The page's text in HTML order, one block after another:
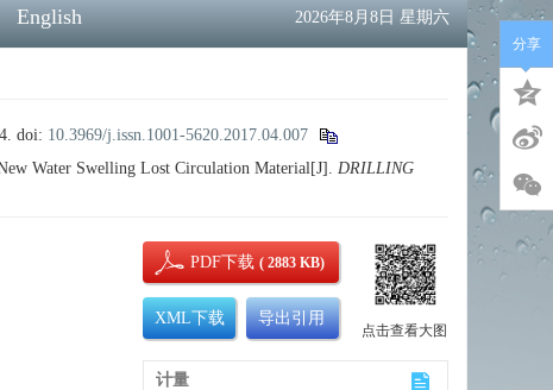
English 2026年8月8日 星期六
doi: 10.3969/j.issn.1001-5620.2017.04.007
Water Swelling Lost Circulation Material[J]. DRILLING
PDF下载( 2883 KB)
XML下载 导出引用
点击查看大图
计量
分享